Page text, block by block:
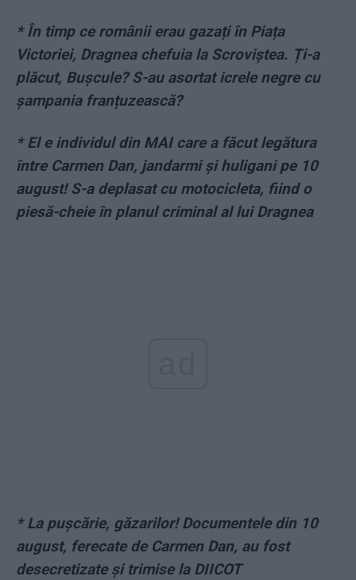
*În timp ce românii erau gazați în Piața
Victoriei, Dragnea chefuia la Scroviștea. Ți-a
plăcut, Bușcule? S-au asortat icrele negre cu
șampania franțuzească?
*El e individul din MAI care a făcut legătura
între Carmen Dan, jandarmi și huligani pe 10
august! S-a deplasat cu motocicleta, fiind o
piesă-cheie în planul criminal al lui Dragnea
*La pușcărie, găzarilor! Documentele din 10
august, ferecate de Carmen Dan, au fost
desecretizate şi trimise la DIICOT